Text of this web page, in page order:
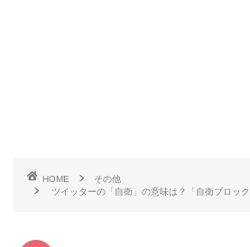
HOME
その他
ツイッターの「自衛」の意味は？「自衛ブロッ